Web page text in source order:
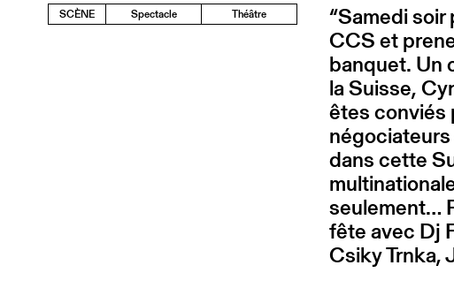
SCÈNE Spectacle Théâtre
“Samedi
CCS et
banquet. Un
la Suisse,
êtes conviés
dans cette
seulement…
fête avec Dj
Csiky Trnka,